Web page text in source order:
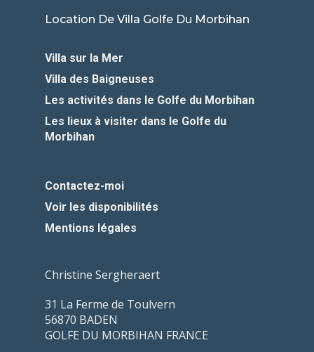
Location De Villa Golfe Du Morbihan
Villa sur la Mer
Villa des Baigneuses
Les activités dans le Golfe du Morbihan
Les lieux à visiter dans le Golfe du
Morbihan
Contactez-moi
Voir les disponibilités
Mentions légales
Christine Sergheraert
31 La Ferme de Toulvern
56870 BADEN
GOLFE DU MORBIHAN FRANCE